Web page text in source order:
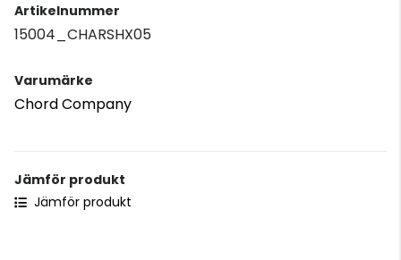
Artikelnummer
15004_CHARSHX05
Varumärke
Chord Company
Jämför produkt
Jämför produkt